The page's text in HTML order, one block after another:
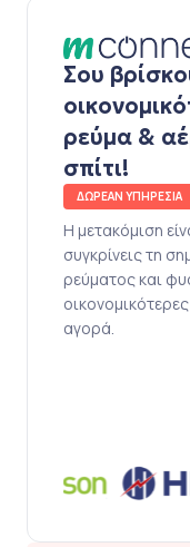
Σου
ρεύμα &
σπίτι!
ΔΩΡΕΑΝ ΥΠΗΡΕΣΙΑ
Η μετακόμιση
συγκρίνεις τη
ρεύματος και
αγορά.